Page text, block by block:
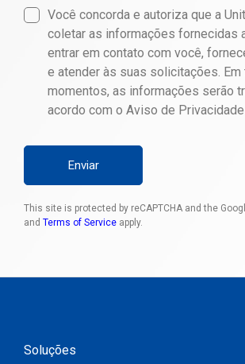
Você concorda e autoriza que a
coletar as informações fornecidas
entrar em contato com você,
e atender às suas solicitações.
momentos, as informações serão
acordo com o Aviso de Privacidade
Enviar
This site is protected by reCAPTCHA and the
and Terms of Service apply.
Soluções